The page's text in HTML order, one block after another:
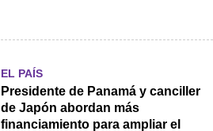
EL PAÍS
Presidente de Panamá y canciller
de Japón abordan más
financiamiento para ampliar el